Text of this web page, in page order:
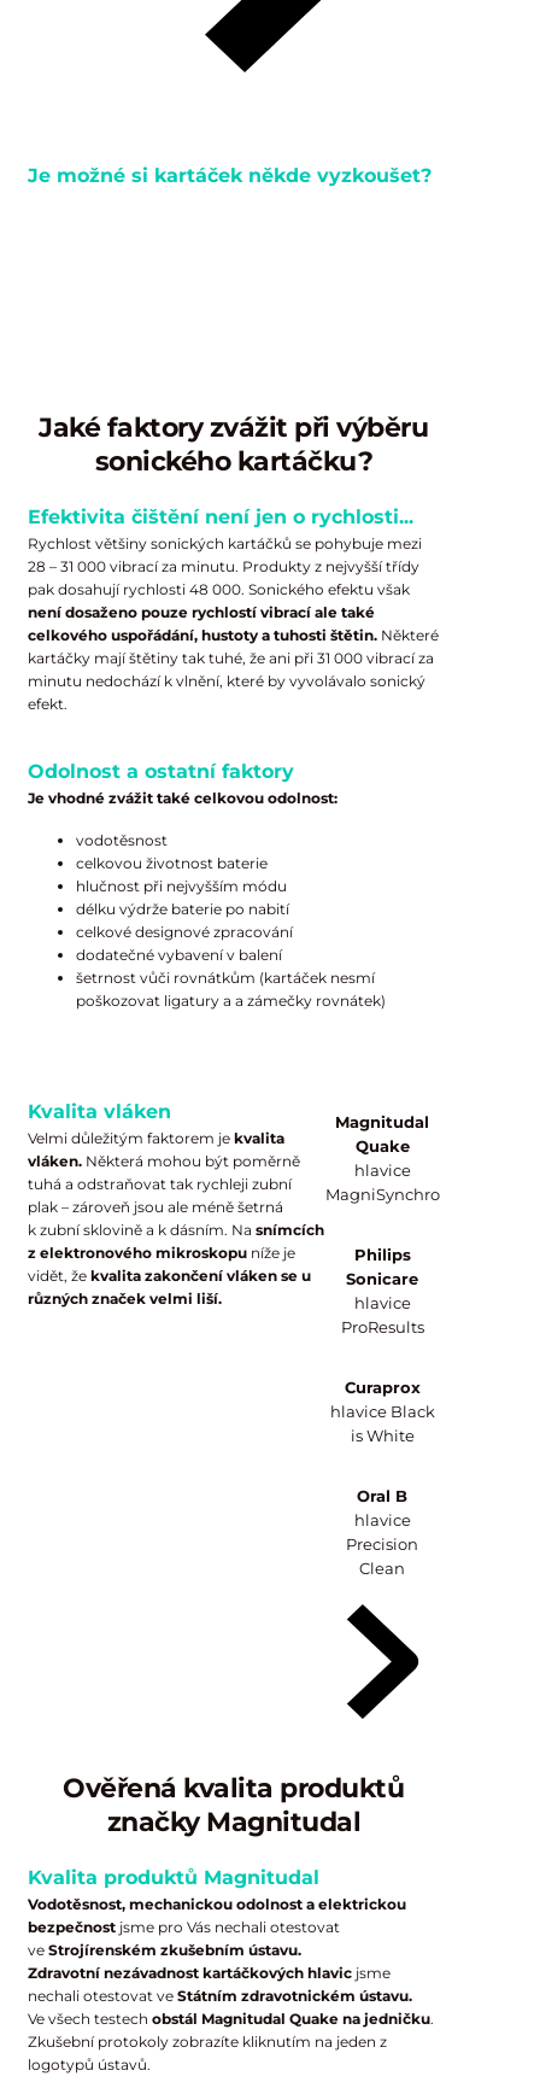
Je možné si kartáček někde vyzkoušet?
Jaké faktory zvážit při výběru
sonického kartáčku?
Efektivita čištění není jen o rychlosti...
Rychlost většiny sonických kartáčků se pohybuje mezi
28 – 31 000 vibrací za minutu. Produkty z nejvyšší třídy
pak dosahují rychlosti 48 000. Sonického efektu však
není dosaženo pouze rychlostí vibrací ale také
celkového uspořádání, hustoty a tuhosti štětin. Některé
kartáčky mají štětiny tak tuhé, že ani při 31 000 vibrací za
minutu nedochází k vlnění, které by vyvolávalo sonický
efekt.
Odolnost a ostatní faktory
Je vhodné zvážit také celkovou odolnost:
vodotěsnost
celkovou životnost baterie
hlučnost při nejvyšším módu
délku výdrže baterie po nabití
celkové designové zpracování
dodatečné vybavení v balení
šetrnost vůči rovnátkům (kartáček nesmí
poškozovat ligatury a a zámečky rovnátek)
Kvalita vláken
Velmi důležitým faktorem je kvalita
vláken. Některá mohou být poměrně
tuhá a odstraňovat tak rychleji zubní
plak – zároveň jsou ale méně šetrná
k zubní sklovině a k dásním. Na snímcích
z elektronového mikroskopu níže je
vidět, že kvalita zakončení vláken se u
různých značek velmi liší.
Magnitudal
Quake
hlavice
MagniSynchro
Philips
Sonicare
hlavice
ProResults
Curaprox
hlavice Black
is White
Oral B
hlavice
Precision
Clean
Ověřená kvalita produktů
značky Magnitudal
Kvalita produktů Magnitudal
Vodotěsnost, mechanickou odolnost a elektrickou
bezpečnost jsme pro Vás nechali otestovat
ve Strojírenském zkušebním ústavu.
Zdravotní nezávadnost kartáčkových hlavic jsme
nechali otestovat ve Státním zdravotnickém ústavu.
Ve všech testech obstál Magnitudal Quake na jedničku.
Zkušební protokoly zobrazíte kliknutím na jeden z
logotypů ústavů.